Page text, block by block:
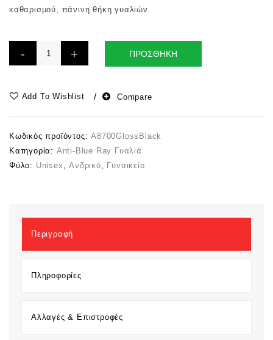
καθαρισμού, πάνινη θήκη γυαλιών.
ΠΡΟΣΘΗΚΗ
Add To Wishlist Compare
Κωδικός προϊόντος:A8700GlossBlack
Κατηγορία: Anti-Blue Ray Γυαλιά
Φύλο: Unisex ,Ανδρικό Γυναικείο
Περιγραφή
Πληροφορίες
Αλλαγές & Επιστροφές